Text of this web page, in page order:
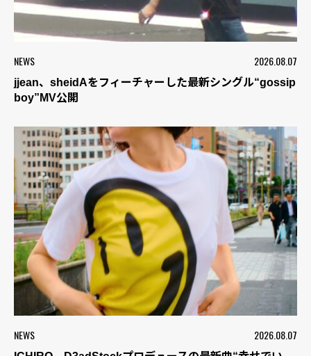
NEWS 2026.08.07
jjean、sheidAをフィーチャーした最新シングル“gossip
boy”MV公開
NEWS 2026.08.07